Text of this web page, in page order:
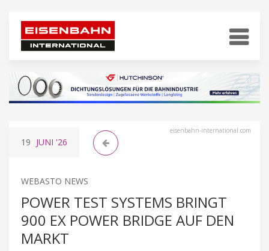
eisenbahn-international.com
19 JUNI '26
WEBASTO NEWS
POWER TEST SYSTEMS BRINGT
900 EX POWER BRIDGE AUF DEN
MARKT